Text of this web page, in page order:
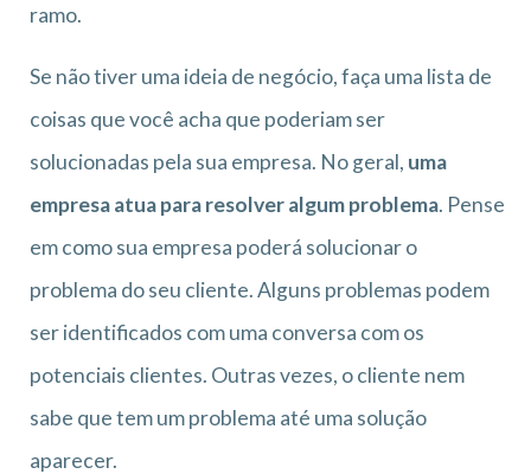
ramo.
Se não tiver uma ideia de negócio, faça uma lista de
coisas que você acha que poderiam ser
solucionadas pela sua empresa. No geral, uma
empresa atua para resolver algum problema. Pense
em como sua empresa poderá solucionar o
problema do seu cliente. Alguns problemas podem
ser identificados com uma conversa com os
potenciais clientes. Outras vezes, o cliente nem
sabe que tem um problema até uma solução
aparecer.